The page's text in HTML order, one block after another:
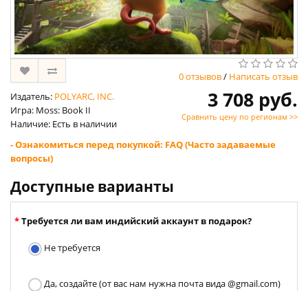
0 отзывов/ Написать отзыв
Издатель: POLYARC, INC.
Игра: Moss: Book II
Наличие: Есть в наличии
3 708 руб.
Сравнить цену по регионам >>
- Ознакомиться перед покупкой: FAQ (Часто задаваемые
вопросы)
Доступные варианты
Требуется ли вам индийский аккаунт в подарок?
Не требуется
Да, создайте (от вас нам нужна почта вида @gmail.com)